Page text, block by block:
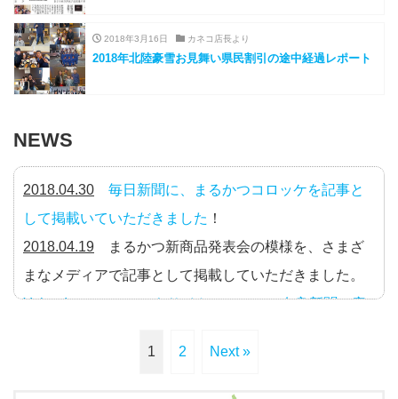
2018年3月16日 カネコ店長より
2018年北陸豪雪お見舞い県民割引の途中経過レポート
NEWS
2018.04.30
毎日新聞に、まるかつコロッケを記事と
して掲載いていただきました ！
2018.04.19 まるかつ新商品発表会の模様を、さまざ
まなメディアで記事として掲載していただきました。
Yahoo!ニュース、エキサイトニュース、奈良新聞、産
奈良の新名物を目指して、まるかつが新
1 2 Next »